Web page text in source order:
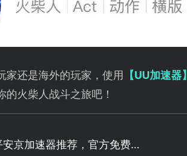
家还是海外的玩家，使用 【UU加速器】
火柴人战斗之旅吧！
京加速器推荐，官方免费加